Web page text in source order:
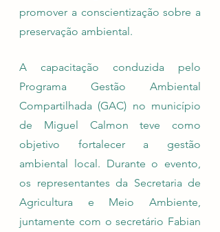
promover a conscientização sobre a
preservação ambiental.
A capacitação conduzida pelo
Programa Gestão Ambiental
Compartilhada (GAC) no município
de Miguel Calmon teve como
objetivo fortalecer a gestão
ambiental local. Durante o evento,
os representantes da Secretaria de
Agricultura e Meio Ambiente,
juntamente com o secretário Fabian